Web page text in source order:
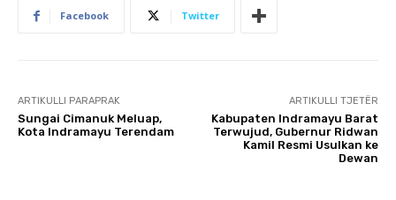
Facebook Twitter
ARTIKULLI PARAPRAK
Sungai Cimanuk Meluap,
Kota Indramayu Terendam
ARTIKULLI TJETËR
Kabupaten Indramayu Barat
Terwujud, Gubernur Ridwan
Kamil Resmi Usulkan ke
Dewan